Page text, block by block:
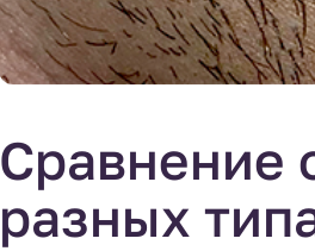
Сравнение
разных